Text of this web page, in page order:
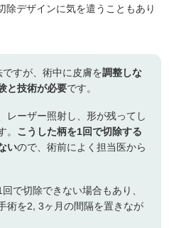
除デザインに気を遣うこともあり
すが、術中に皮膚を調整しな
と技術が必要です。
レーザー照射し、形が残ってし
。 こうした柄を1回で切除する
いので、術前によく担当医から
で切除できない場合もあり、
術を2, 3ヶ月の間隔を置きなが